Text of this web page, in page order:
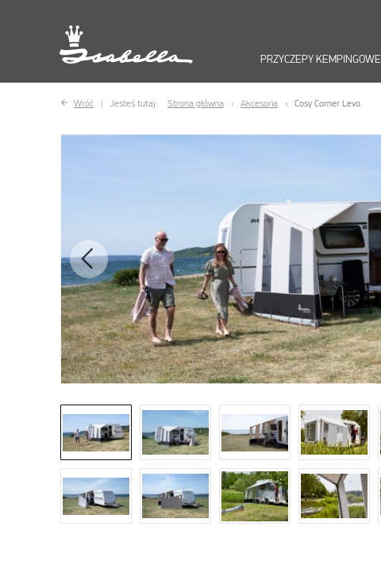
PRZYCZEPY KEMPINGOWE
Wróć Jesteś tutaj: Strona główna Akcesoria Cosy Corner Levo